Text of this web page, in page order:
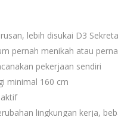
lebih disukai D3
pernah menikah atau
pekerjaan sendiri
minimal 160 cm
lingkungan kerja,